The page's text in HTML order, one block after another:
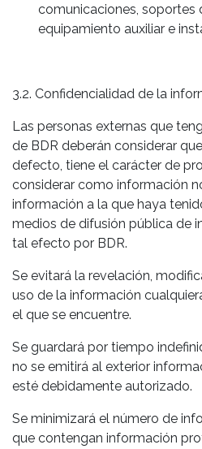
comunicaciones, soportes
equipamiento auxiliar e
3.2. Confidencialidad de la
Las personas externas que
de BDR deberán considerar
defecto, tiene el carácter de
considerar como información
información a la que haya
medios de difusión pública de
tal efecto por BDR.
Se evitará la revelación,
uso de la información
el que se encuentre.
Se guardará por tiempo
no se emitirá al exterior
esté debidamente autorizado.
Se minimizará el número de
que contengan información